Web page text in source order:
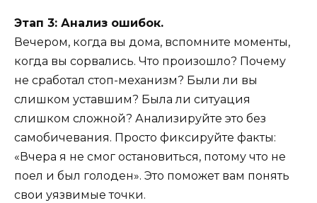
Этап 3: Анализ ошибок.
Вечером, когда вы дома, вспомните моменты,
когда вы сорвались. Что произошло? Почему
не сработал стоп-механизм? Были ли вы
слишком уставшим? Была ли ситуация
слишком сложной? Анализируйте это без
самобичевания. Просто фиксируйте факты:
«Вчера я не смог остановиться, потому что не
поел и был голоден». Это поможет вам понять
свои уязвимые точки.